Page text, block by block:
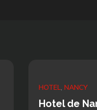
HOTEL NANCY
Hotel de